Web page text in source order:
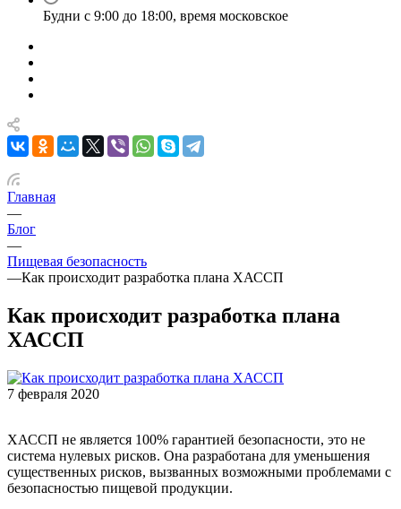
Будни с 9:00 до 18:00, время московское
Главная
—
Блог
—
Пищевая безопасность
—Как происходит разработка плана ХАССП
Как происходит разработка плана
ХАССП
7 февраля 2020
ХАССП не является 100% гарантией безопасности, это не
система нулевых рисков. Она разработана для уменьшения
существенных рисков, вызванных возможными проблемами с
безопасностью пищевой продукции.